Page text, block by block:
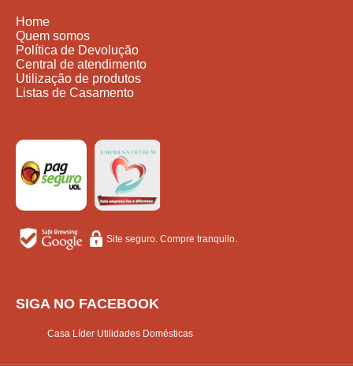
Home
Quem somos
Política de Devolução
Central de atendimento
Utilização de produtos
Listas de Casamento
Site seguro. Compre tranquilo.
SIGA NO FACEBOOK
Casa Líder Utilidades Domésticas